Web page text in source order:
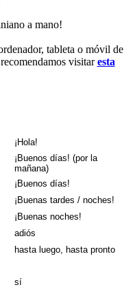
a mano!
tableta o móvil de
visitaresta
¡Hola!
¡Buenos días! (por la
mañana)
¡Buenos días!
¡Buenas tardes / noches!
¡Buenas noches!
adiós
hasta luego, hasta pronto
sí